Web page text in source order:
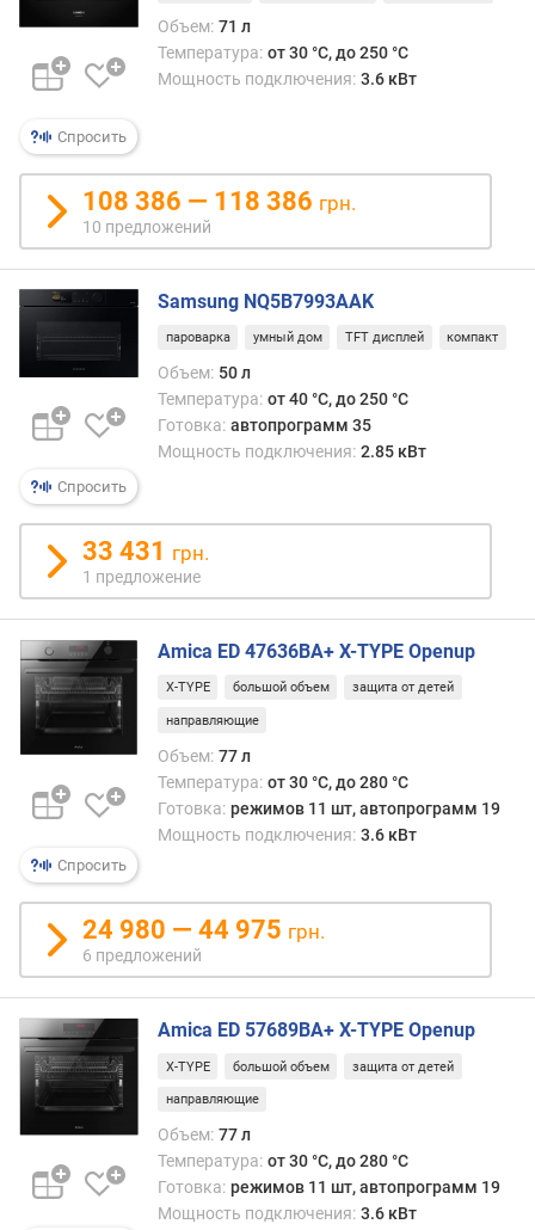
е
в
ы
к
д
о
р
о
г
м
т
д
о
о
г
и
х
к
д
ш
е
в
ы
м
п
т
з
ы
в
а
м
п
о
д
е
д
Спросить
Объем: 71 л
Температура: от 30 °C, до 250 °C
Мощность подключения: 3.6 кВт
108 386 — 118 386 грн.
10 предложений
Спросить
Samsung NQ5B7993AAK
пароварка умный дом TFT дисплей компакт
Объем: 50 л
Температура: от 40 °C, до 250 °C
Готовка: автопрограмм 35
Мощность подключения: 2.85 кВт
33 431 грн.
1 предложение
Спросить
Amica ED 47636BA+ X-TYPE Openup
X-TYPE большой объем защита от детей
направляющие
Объем: 77 л
Температура: от 30 °C, до 280 °C
Готовка: режимов 11 шт, автопрограмм 19
Мощность подключения: 3.6 кВт
24 980 — 44 975 грн.
6 предложений
Amica ED 57689BA+ X-TYPE Openup
X-TYPE большой объем защита от детей
направляющие
Объем: 77 л
Температура: от 30 °C, до 280 °C
Готовка: режимов 11 шт, автопрограмм 19
Мощность подключения: 3.6 кВт